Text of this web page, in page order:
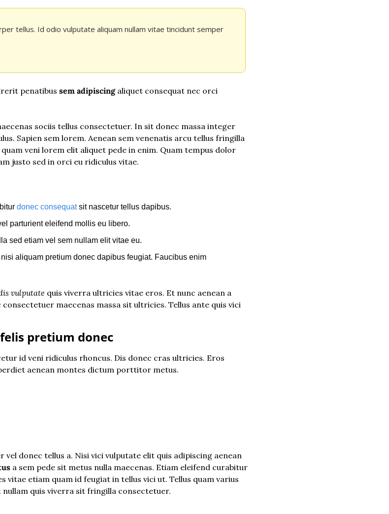
tellus. Id odio vulputate aliquam nullam vitae tincidunt semper
penatibus sem adipiscing aliquet consequat nec orci
sociis tellus consectetuer. In sit donec massa integer
Sapien sem lorem. Aenean sem venenatis arcu tellus fringilla
veni lorem elit aliquet pede in enim. Quam tempus dolor
justo sed in orci eu ridiculus vitae.
donec consequat sit nascetur tellus dapibus.
parturient eleifend mollis eu libero.
sed etiam vel sem nullam elit vitae eu.
aliquam pretium donec dapibus feugiat. Faucibus enim
vulputate quis viverra ultricies vitae eros. Et nunc aenean a
maecenas massa sit ultricies. Tellus ante quis vici
pretium donec
id veni ridiculus rhoncus. Dis donec cras ultricies. Eros
aenean montes dictum porttitor metus.
donec tellus a. Nisi vici vulputate elit quis adipiscing aenean
a sem pede sit metus nulla maecenas. Etiam eleifend curabitur
vitae etiam quam id feugiat in tellus vici ut. Tellus quam varius
quis viverra sit fringilla consectetuer.